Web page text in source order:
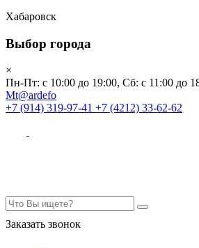
Хабаровск
Выбор города
×
Пн-Пт: с 10:00 до 19:00, Сб: с 11:00 до
Mt@ardefo
+7 (914) 319-97-41 +7 (4212) 33-62-62
Заказать звонок
Бренды
Клиентам
О компании